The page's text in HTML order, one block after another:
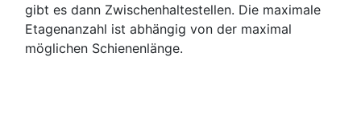
gibt es dann Zwischenhaltestellen. Die maximale
Etagenanzahl ist abhängig von der maximal
möglichen Schienenlänge.